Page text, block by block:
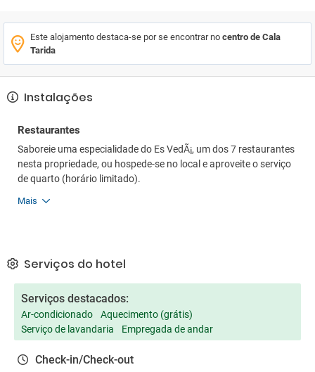
Este alojamento destaca-se por se encontrar no centro de Cala
Tarida
Instalações
Restaurantes
Saboreie uma especialidade do Es VedÃ¡, um dos 7 restaurantes
nesta propriedade, ou hospede-se no local e aproveite o serviço
de quarto (horário limitado).
Mais
Serviços do hotel
Serviços destacados:
Ar-condicionado
Aquecimento (grátis)
Serviço de lavandaria
Empregada de andar
Check-in/Check-out